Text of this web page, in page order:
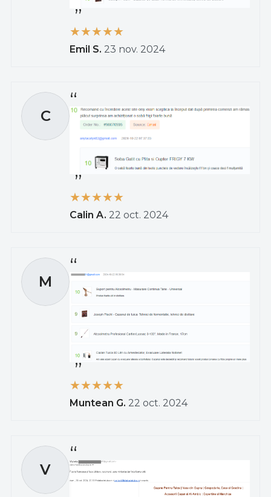
Emil S. 23 nov. 2024
C
Calin A. 22 oct. 2024
M
Muntean G. 22 oct. 2024
V